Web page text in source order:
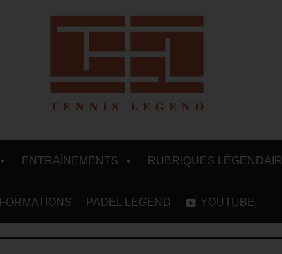
ENTRAÎNEMENTS RUBRIQUES
FORMATIONS PADEL LEGEND YOUTUBE